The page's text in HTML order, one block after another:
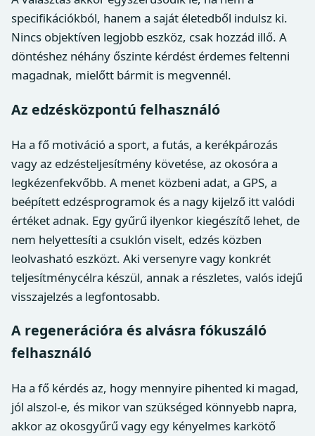
specifikációkból, hanem a saját életedből indulsz ki.
Nincs objektíven legjobb eszköz, csak hozzád illő. A
döntéshez néhány őszinte kérdést érdemes feltenni
magadnak, mielőtt bármit is megvennél.
Az edzésközpontú felhasználó
Ha a fő motiváció a sport, a futás, a kerékpározás
vagy az edzésteljesítmény követése, az okosóra a
legkézenfekvőbb. A menet közbeni adat, a GPS, a
beépített edzésprogramok és a nagy kijelző itt valódi
értéket adnak. Egy gyűrű ilyenkor kiegészítő lehet, de
nem helyettesíti a csuklón viselt, edzés közben
leolvasható eszközt. Aki versenyre vagy konkrét
teljesítménycélra készül, annak a részletes, valós idejű
visszajelzés a legfontosabb.
A regenerációra és alvásra fókuszáló
felhasználó
Ha a fő kérdés az, hogy mennyire pihented ki magad,
jól alszol-e, és mikor van szükséged könnyebb napra,
akkor az okosgyűrű vagy egy kényelmes karkötő